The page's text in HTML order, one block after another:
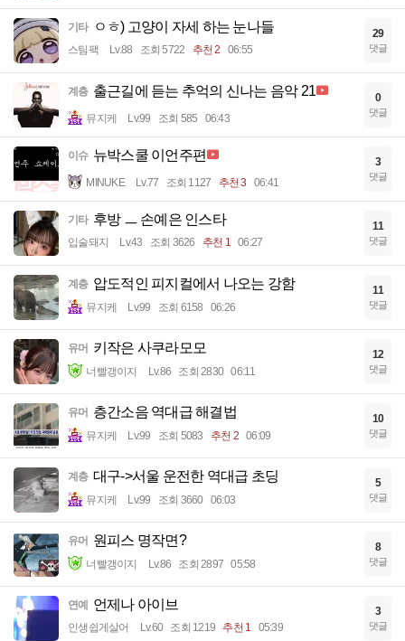
기타 ㅇㅎ) 고양이 자세 하는 눈나들
스팀팩 Lv.88 조회 5722 추천 2 06:55
29
댓글
계층 출근길에 듣는 추억의 신나는 음악 21
뮤지케 Lv.99 조회 585 06:43
0
댓글
이슈 뉴박스쿨 이언주편
MINUKE Lv.77 조회 1127 추천 3 06:41
3
댓글
기타 후방 ㅡ 손예은 인스타
입술돼지 Lv.43 조회 3626 추천 1 06:27
11
댓글
계층 압도적인 피지컬에서 나오는 강함
뮤지케 Lv.99 조회 6158 06:26
11
댓글
유머 키작은 사쿠라모모
너빨갱이지 Lv.86 조회 2830 06:11
12
댓글
유머 층간소음 역대급 해결법
뮤지케 Lv.99 조회 5083 추천 2 06:09
10
댓글
계층 대구->서울 운전한 역대급 초딩
뮤지케 Lv.99 조회 3660 06:03
5
댓글
유머 원피스 명작면?
너빨갱이지 Lv.86 조회 2897 05:58
8
댓글
연예 언제나 아이브
인생쉽게살어 Lv.60 조회 1219 추천 1 05:39
3
댓글